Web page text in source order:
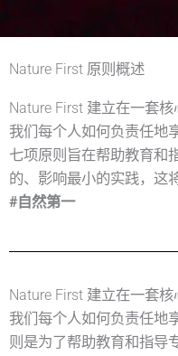
Nature First 原则概述
Nature First 建立在一套
我们每个人如何负责任地
七项原则旨在帮助教育和
的、影响最小的实践，这
#自然第一
Nature First 建立在一套
我们每个人如何负责任地
则是为了帮助教育和指导